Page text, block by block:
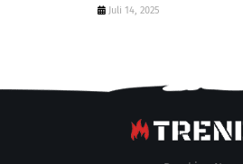
Juli 14, 2025